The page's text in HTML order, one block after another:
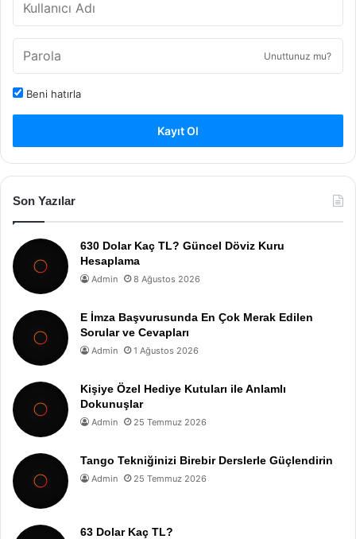
Unuttunuz mu?
Beni hatırla
Kayıt Ol
Son Yazılar
630 Dolar Kaç TL? Güncel Döviz Kuru
Hesaplama
Admin 8 Ağustos 2026
E İmza Başvurusunda En Çok Merak Edilen
Sorular ve Cevapları
Admin 1 Ağustos 2026
Kişiye Özel Hediye Kutuları ile Anlamlı
Dokunuşlar
Admin 25 Temmuz 2026
Tango Tekniğinizi Birebir Derslerle Güçlendirin
Admin 25 Temmuz 2026
63 Dolar Kaç TL?